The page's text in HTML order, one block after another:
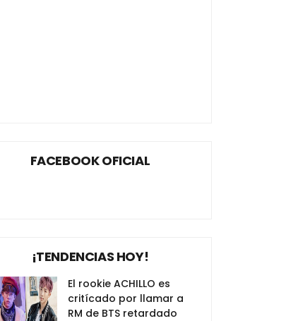
FACEBOOK OFICIAL
¡TENDENCIAS HOY!
El rookie ACHILLO es
critícado por llamar a
RM de BTS retardado